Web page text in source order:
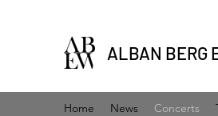
ALBAN BERG
Home News Concerts